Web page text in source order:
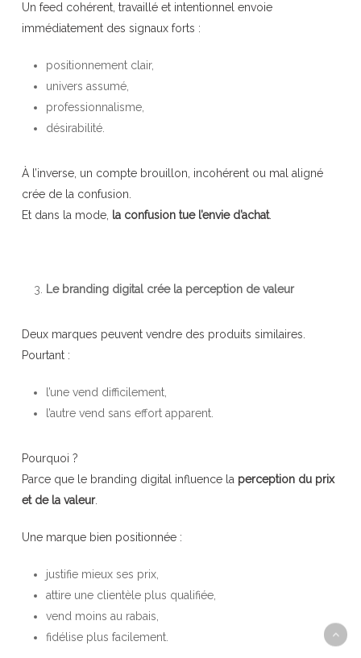
Un feed cohérent, travaillé et intentionnel envoie
immédiatement des signaux forts :
positionnement clair,
univers assumé,
professionnalisme,
désirabilité.
À l’inverse, un compte brouillon, incohérent ou mal aligné
crée de la confusion.
Et dans la mode, la confusion tue l’envie d’achat.
Le branding digital crée la perception de valeur
Deux marques peuvent vendre des produits similaires.
Pourtant :
l’une vend difficilement,
l’autre vend sans effort apparent.
Pourquoi ?
Parce que le branding digital influence la perception du prix
et de la valeur.
Une marque bien positionnée :
justifie mieux ses prix,
attire une clientèle plus qualifiée,
vend moins au rabais,
fidélise plus facilement.